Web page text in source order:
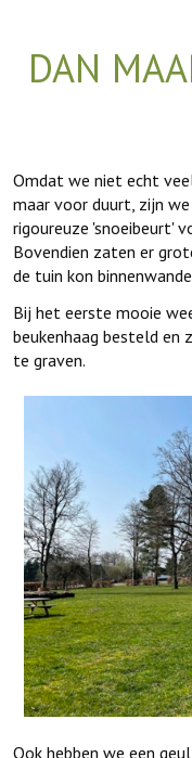
DAN
Omdat we niet echt
maar voor duurt, zijn
rigoureuze 'snoeibeurt'
Bovendien zaten er
de tuin kon
Bij het eerste mooie
beukenhaag besteld en
te graven.
Ook hebben we een